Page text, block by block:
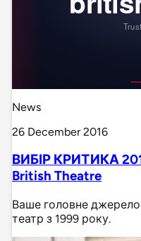
News
26 December 2016
ВИБІР КРИТИКА
British Theatre
Ваше головне
театр з 1999 року.